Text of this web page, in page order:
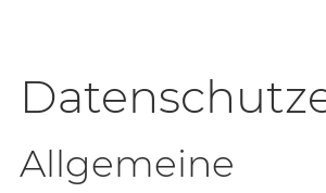
Allgemeine